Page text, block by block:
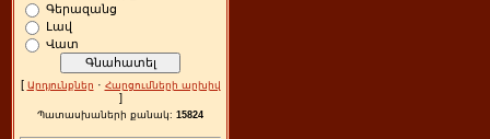
Գերազանց
Լավ
Վատ
[ Արդյունքներ · Հարցումների արխիվ
]
Պատասխաների քանակ: 15824